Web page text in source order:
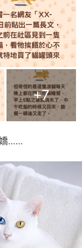
+7
嬌……